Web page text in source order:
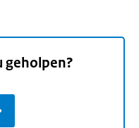
geholpen?